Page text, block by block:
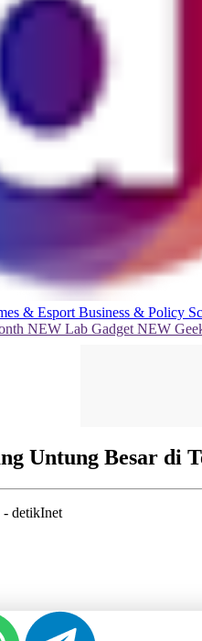
& Esport Business & Policy
NEW Lab Gadget NEW
Untung Besar di
- detikInet